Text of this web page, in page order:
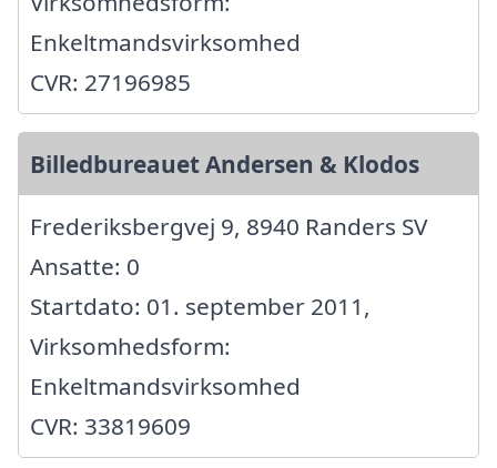
Enkeltmandsvirksomhed
CVR: 27196985
Billedbureauet Andersen & Klodos
Frederiksbergvej 9, 8940 Randers SV
Ansatte: 0
Startdato: 01. september 2011,
Virksomhedsform:
Enkeltmandsvirksomhed
CVR: 33819609